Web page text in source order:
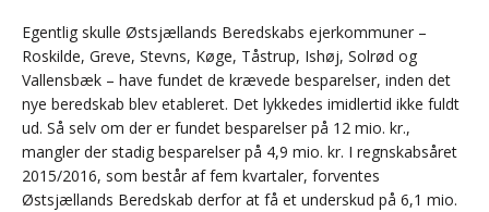
Egentlig skulle Østsjællands Beredskabs ejerkommuner –
Roskilde, Greve, Stevns, Køge, Tåstrup, Ishøj, Solrød og
Vallensbæk – have fundet de krævede besparelser, inden det
nye beredskab blev etableret. Det lykkedes imidlertid ikke fuldt
ud. Så selv om der er fundet besparelser på 12 mio. kr.,
mangler der stadig besparelser på 4,9 mio. kr. I regnskabsåret
2015/2016, som består af fem kvartaler, forventes
Østsjællands Beredskab derfor at få et underskud på 6,1 mio.